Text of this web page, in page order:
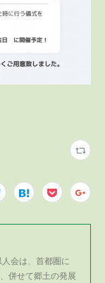
会は、首都圏に
併せて郷土の発展